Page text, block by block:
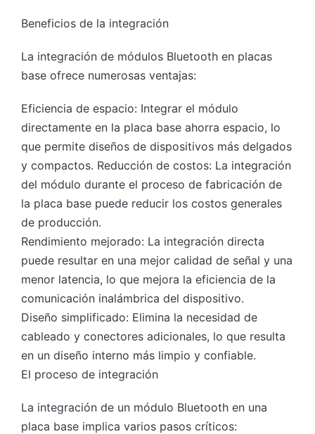
Beneficios de la integración
La integración de módulos Bluetooth en placas
base ofrece numerosas ventajas:
Eficiencia de espacio: Integrar el módulo
directamente en la placa base ahorra espacio, lo
que permite diseños de dispositivos más delgados
y compactos. Reducción de costos: La integración
del módulo durante el proceso de fabricación de
la placa base puede reducir los costos generales
de producción.
Rendimiento mejorado: La integración directa
puede resultar en una mejor calidad de señal y una
menor latencia, lo que mejora la eficiencia de la
comunicación inalámbrica del dispositivo.
Diseño simplificado: Elimina la necesidad de
cableado y conectores adicionales, lo que resulta
en un diseño interno más limpio y confiable.
El proceso de integración
La integración de un módulo Bluetooth en una
placa base implica varios pasos críticos: